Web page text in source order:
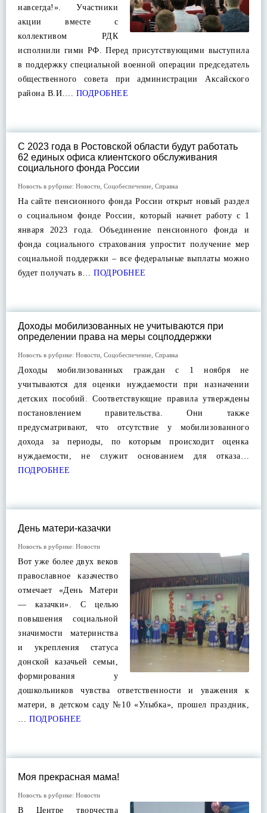
навсегда!». Участники
акции вместе с
коллективом РДК
исполнили гимн РФ. Перед присутствующими выступила
в поддержку специальной военной операции председатель
общественного совета при администрации Аксайского
района В.И…. ПОДРОБНЕЕ
С 2023 года в Ростовской области будут работать
62 единых офиса клиентского обслуживания
социального фонда России
Новость в рубрике: Новости Соцобеспечение Справка
На сайте пенсионного фонда России открыт новый раздел
о социальном фонде России, который начнет работу с 1
января 2023 года. Объединение пенсионного фонда и
фонда социального страхования упростит получение мер
социальной поддержки – все федеральные выплаты можно
будет получать в… ПОДРОБНЕЕ
Доходы мобилизованных не учитываются при
определении права на меры соцподдержки
Новость в рубрике: Новости Соцобеспечение Справка
Доходы мобилизованных граждан с 1 ноября не
учитываются для оценки нуждаемости при назначении
детских пособий. Соответствующие правила утверждены
постановлением правительства. Они также
предусматривают, что отсутствие у мобилизованного
дохода за периоды, по которым происходит оценка
нуждаемости, не служит основанием для отказа…
ПОДРОБНЕЕ
День матери-казачки
Новость в рубрике: Новости
Вот уже более двух веков
православное казачество
отмечает «День Матери
— казачки». С целью
повышения социальной
значимости материнства
и укрепления статуса
донской казачьей семьи,
формирования у
дошкольников чувства ответственности и уважения к
матери, в детском саду №10 «Улыбка», прошел праздник,
… ПОДРОБНЕЕ
Моя прекрасная мама!
Новость в рубрике: Новости
В Центре творчества